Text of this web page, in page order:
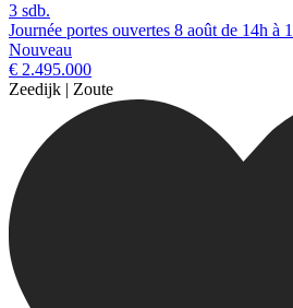
3 sdb.
Journée portes ouvertes 8 août de 14h à
Nouveau
€ 2.495.000
Zeedijk | Zoute